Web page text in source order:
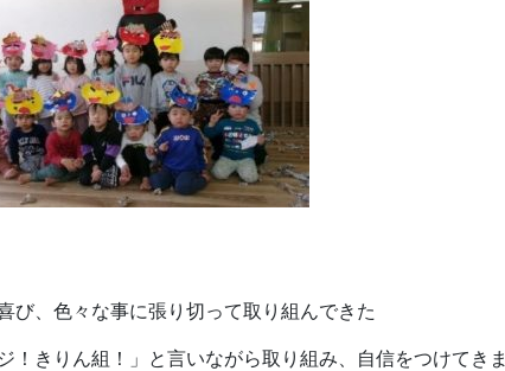
び、色々な事に張り切って取り組んできた
！きりん組！」と言いながら取り組み、自信をつけてきま